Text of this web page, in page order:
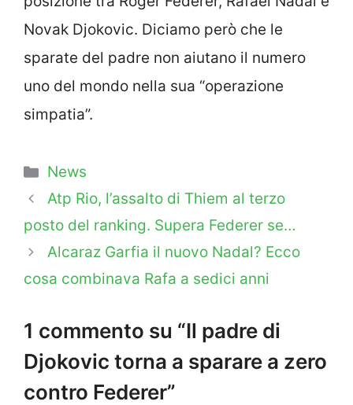
Novak Djokovic. Diciamo però che le
sparate del padre non aiutano il numero
uno del mondo nella sua “operazione
simpatia”.
Categorie
News
Atp Rio, l’assalto di Thiem al terzo
posto del ranking. Supera Federer se…
Alcaraz Garfia il nuovo Nadal? Ecco
cosa combinava Rafa a sedici anni
1 commento su “Il padre di
Djokovic torna a sparare a zero
contro Federer”